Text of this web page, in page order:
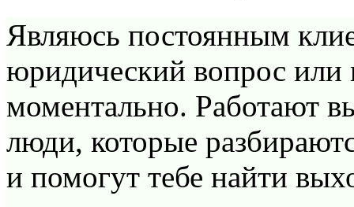
Являюсь постоянным
юридический вопрос
моментально. Работают
люди, которые
и помогут тебе найти